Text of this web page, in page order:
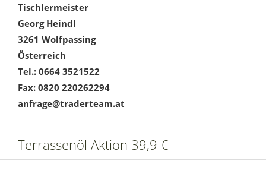
Tischlermeister
Georg Heindl
3261 Wolfpassing
Österreich
Tel.: 0664 3521522
Fax: 0820 220262294
anfrage@traderteam.at
Terrassenöl Aktion 39,9 €